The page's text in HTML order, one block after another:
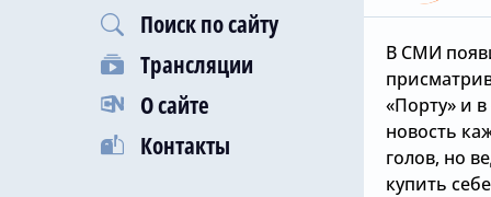
Поиск по сайту
Трансляции
О сайте
Контакты
В СМИ
«Порту» и
новость
голов, но
купить